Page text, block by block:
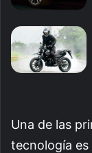
Una de las
tecnología es